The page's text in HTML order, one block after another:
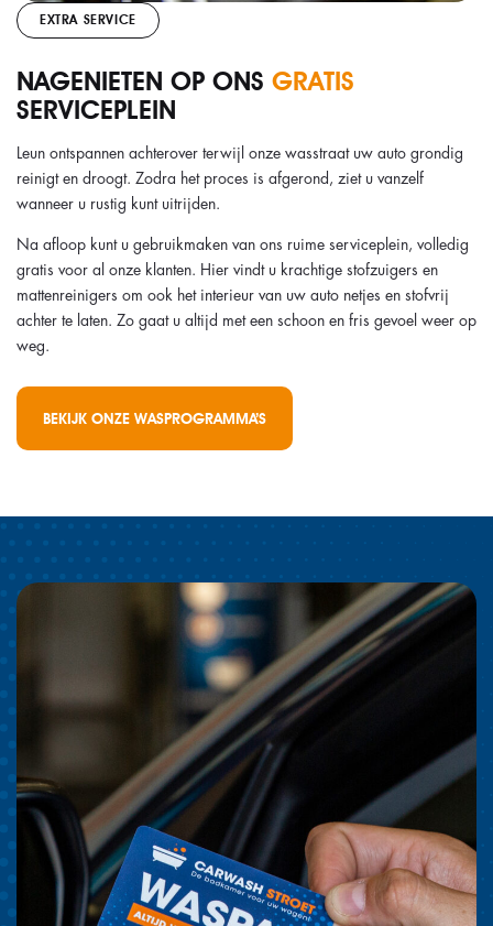
EXTRA SERVICE
NAGENIETEN OP ONS GRATIS
SERVICEPLEIN
Leun ontspannen achterover terwijl onze wasstraat uw auto grondig
reinigt en droogt. Zodra het proces is afgerond, ziet u vanzelf
wanneer u rustig kunt uitrijden.
Na afloop kunt u gebruikmaken van ons ruime serviceplein, volledig
gratis voor al onze klanten. Hier vindt u krachtige stofzuigers en
mattenreinigers om ook het interieur van uw auto netjes en stofvrij
achter te laten. Zo gaat u altijd met een schoon en fris gevoel weer op
weg.
BEKIJK ONZE WASPROGRAMMA’S